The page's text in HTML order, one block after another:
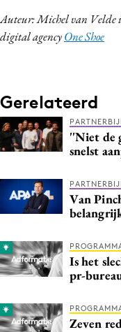
Auteur: Michel van Velde
digital agencyOne Shoe
Gerelateerd
''Niet de
snelst
Van
Is het
pr-
Zeven